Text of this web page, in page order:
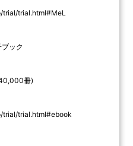
trial.html#MeL
ック
冊)
trial.html#ebook